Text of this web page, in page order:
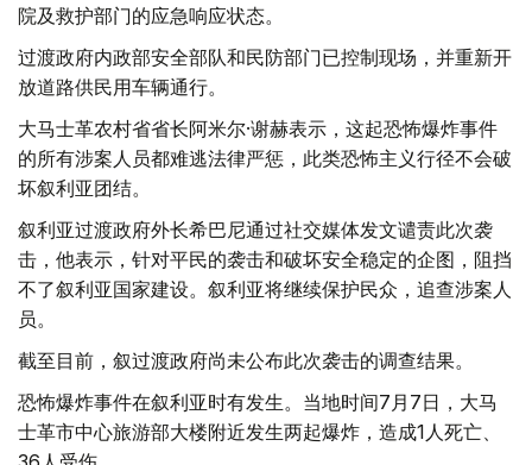
院及救护部门的应急响应状态。
过渡政府内政部安全部队和民防部门已控制现场，并重新开
放道路供民用车辆通行。
大马士革农村省省长阿米尔·谢赫表示，这起恐怖爆炸事件
的所有涉案人员都难逃法律严惩，此类恐怖主义行径不会破
坏叙利亚团结。
叙利亚过渡政府外长希巴尼通过社交媒体发文谴责此次袭
击，他表示，针对平民的袭击和破坏安全稳定的企图，阻挡
不了叙利亚国家建设。叙利亚将继续保护民众，追查涉案人
员。
截至目前，叙过渡政府尚未公布此次袭击的调查结果。
恐怖爆炸事件在叙利亚时有发生。当地时间7月7日，大马
士革市中心旅游部大楼附近发生两起爆炸，造成1人死亡、